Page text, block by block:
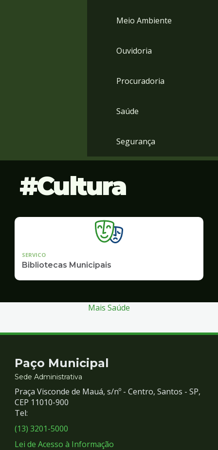
Meio Ambiente
Ouvidoria
Procuradoria
Saúde
Segurança
Cultura
SERVICO
Bibliotecas Municipais
Mais Saúde
Contato
e
Redes
Sociais
Paço Municipal
Sede Administrativa
Praça Visconde de Mauá, s/nº - Centro, Santos - SP,
CEP 11010-900
Tel:
(13) 3201-5000
Lei de Acesso à Informação